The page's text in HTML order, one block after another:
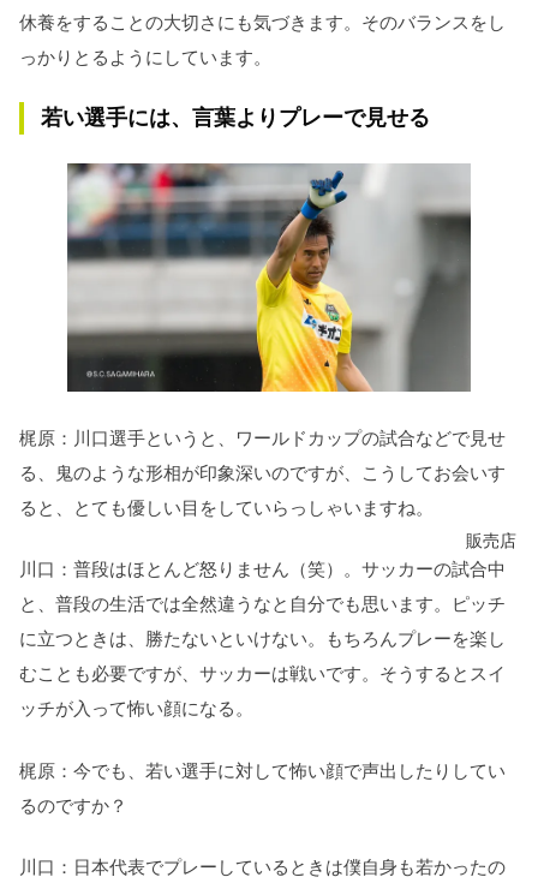
販売店
休養をすることの大切さにも気づきます。そのバランスをし
っかりとるようにしています。
若い選手には、言葉よりプレーで見せる
梶原：川口選手というと、ワールドカップの試合などで見せ
る、鬼のような形相が印象深いのですが、こうしてお会いす
ると、とても優しい目をしていらっしゃいますね。
川口：普段はほとんど怒りません（笑）。サッカーの試合中
と、普段の生活では全然違うなと自分でも思います。ピッチ
に立つときは、勝たないといけない。もちろんプレーを楽し
むことも必要ですが、サッカーは戦いです。そうするとスイ
ッチが入って怖い顔になる。
梶原：今でも、若い選手に対して怖い顔で声出したりしてい
るのですか？
川口：日本代表でプレーしているときは僕自身も若かったの